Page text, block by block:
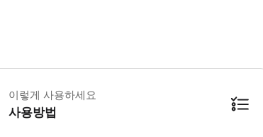
이렇게 사용하세요
사용방법